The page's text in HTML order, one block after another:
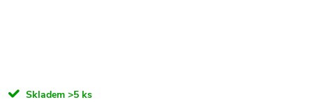
Skladem >5 ks